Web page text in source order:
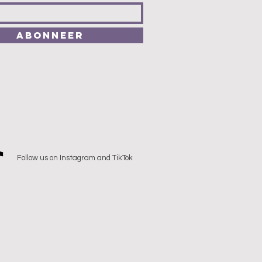
Abonneer
Follow us on Instagram and TikTok